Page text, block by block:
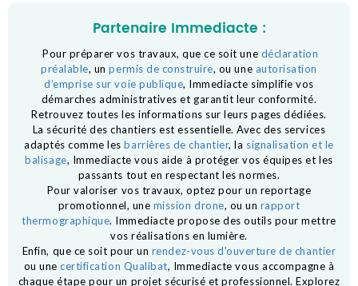
Partenaire Immediacte :
Pour préparer vos travaux, que ce soit une déclaration
préalable, unpermis de construire, ou une autorisation
d’emprise sur voie publique, Immediacte simplifie vos
démarches administratives et garantit leur conformité.
Retrouvez toutes les informations sur leurs pages dédiées.
La sécurité des chantiers est essentielle. Avec des services
adaptés comme lesbarrières de chantier, la signalisation et le
balisage, Immediacte vous aide à protéger vos équipes et les
passants tout en respectant les normes.
Pour valoriser vos travaux, optez pour un reportage
promotionnel, une mission drone, ou un rapport
thermographique. Immediacte propose des outils pour mettre
vos réalisations en lumière.
Enfin, que ce soit pour un rendez-vous d'ouverture de chantier
ou unecertification Qualibat, Immediacte vous accompagne à
chaque étape pour un projet sécurisé et professionnel. Explorez